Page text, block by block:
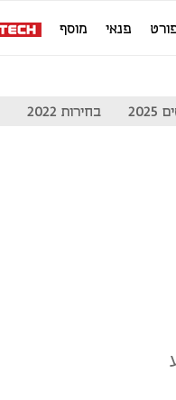
פנאי מוסף
בחירות 2022